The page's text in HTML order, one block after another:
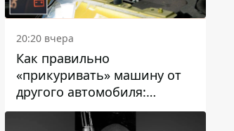
20:20 вчера
Как правильно
«прикуривать» машину от
другого автомобиля:
инструкция для водителей